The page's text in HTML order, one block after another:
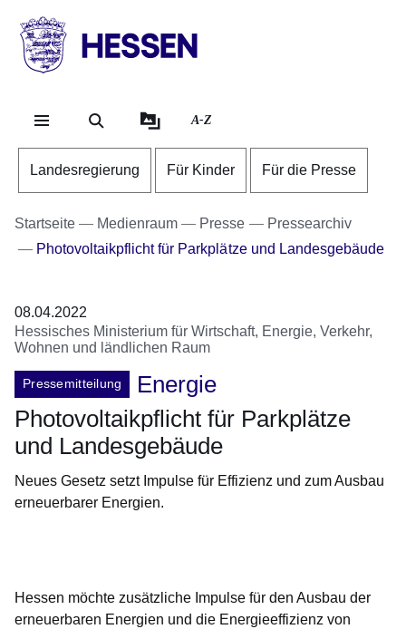
HESSEN
Landesregierung
A-Z
Landesregierung Für Kinder Für die Presse
Startseite Medienraum Presse
Pressearchiv
Photovoltaikpflicht für Parkplätze und Landesgebäude
08.04.2022
Hessisches Ministerium für Wirtschaft, Energie, Verkehr,
Wohnen und ländlichen Raum
Pressemitteilung
Energie
Photovoltaikpflicht für Parkplätze
und Landesgebäude
Neues Gesetz setzt Impulse für Effizienz und zum Ausbau
erneuerbarer Energien.
Hessen möchte zusätzliche Impulse für den Ausbau der
erneuerbaren Energien und die Energieeffizienz von